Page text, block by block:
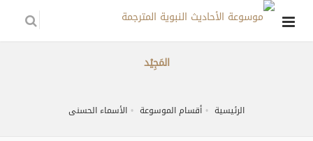
المَجِيْد
الرئيسية أقسام الموسوعة الأسماء الحسنى